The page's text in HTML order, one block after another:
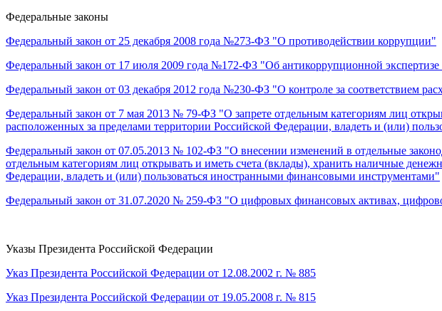
Федеральные законы
Федеральный закон от 25 декабря 2008 года №273-ФЗ "О противодействии коррупции"
Федеральный закон от 17 июля 2009 года №172-ФЗ "Об антикоррупционной
Федеральный закон от 03 декабря 2012 года №230-ФЗ "О контроле за соответствием
Федеральный закон от 7 мая 2013 № 79-ФЗ "О запрете отдельным категориям лиц
расположенных за пределами территории Российской Федерации, владеть и (или)
Федеральный закон от 07.05.2013 № 102-ФЗ "О внесении изменений в отдельные
отдельным категориям лиц открывать и иметь счета (вклады), хранить наличные
Федерации, владеть и (или) пользоваться иностранными финансовыми инструментами"
Федеральный закон от 31.07.2020 № 259-ФЗ "О цифровых финансовых активах,
Указы Президента Российской Федерации
Указ Президента Российской Федерации от 12.08.2002 г. № 885
Указ Президента Российской Федерации от 19.05.2008 г. № 815